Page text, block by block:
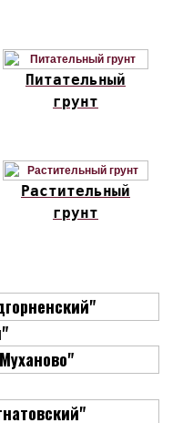
Питательный
грунт
Растительный
грунт